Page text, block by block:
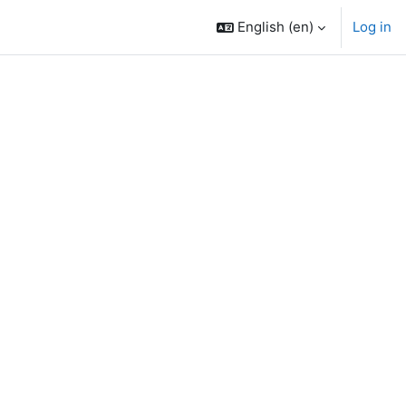
English ‎(en)‎ Log in